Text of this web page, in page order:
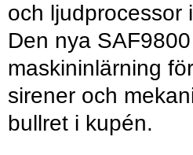
och ljudprocessor
Den nya
maskininlärning
sirener och
bullret i kupén.